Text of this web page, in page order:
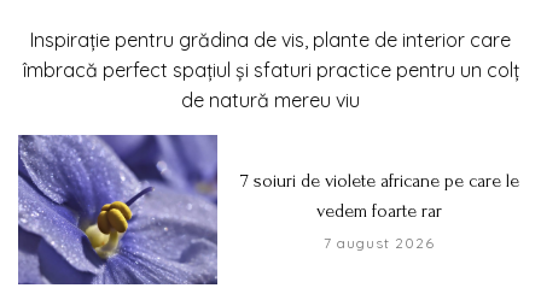
Inspirație pentru grădina de vis, plante de interior care
îmbracă perfect spațiul și sfaturi practice pentru un colț
de natură mereu viu
7 soiuri de violete africane pe care le
vedem foarte rar
7 august 2026